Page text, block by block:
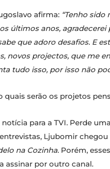
afirma: “Tenho
últimos anos, agradecerei
que adoro desafios. E
novos projectos, que me
tudo isso, por isso não
quais serão os projetos
para a TVI. Perde
Ljubomir
na Cozinha. Porém,
assinar por outro canal.